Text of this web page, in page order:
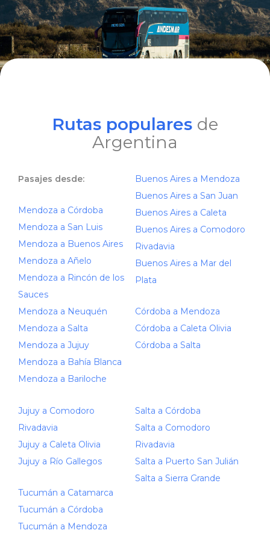
Rutas populares de
Argentina
Pasajes desde:
Mendoza a Córdoba
Mendoza a San Luis
Mendoza a Buenos Aires
Mendoza a Añelo
Mendoza a Rincón de los
Sauces
Mendoza a Neuquén
Mendoza a Salta
Mendoza a Jujuy
Mendoza a Bahía Blanca
Mendoza a Bariloche
Buenos Aires a Mendoza
Buenos Aires a San Juan
Buenos Aires a Caleta
Buenos Aires a Comodoro
Rivadavia
Buenos Aires a Mar del
Plata
Córdoba a Mendoza
Córdoba a Caleta Olivia
Córdoba a Salta
Jujuy a Comodoro
Rivadavia
Jujuy a Caleta Olivia
Jujuy a Río Gallegos
Tucumán a Catamarca
Tucumán a Córdoba
Tucumán a Mendoza
Salta a Córdoba
Salta a Comodoro
Rivadavia
Salta a Puerto San Julián
Salta a Sierra Grande